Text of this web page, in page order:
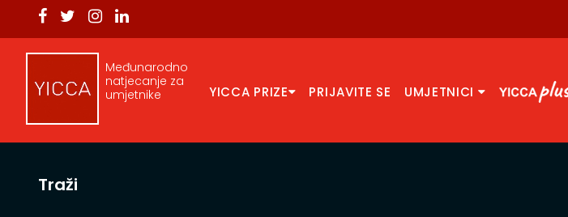
Međunarodno
natjecanje za
umjetnike
YICCA PRIZE PRIJAVITE SE UMJETNICI
Traži